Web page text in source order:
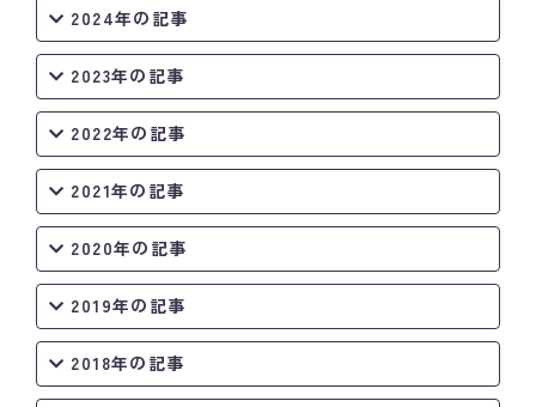
2024年の記事
2023年の記事
2022年の記事
2021年の記事
2020年の記事
2019年の記事
2018年の記事